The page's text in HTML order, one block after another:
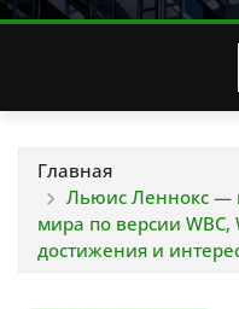
Главная
Льюис Леннокс —
мира по версии WBC,
достижения и